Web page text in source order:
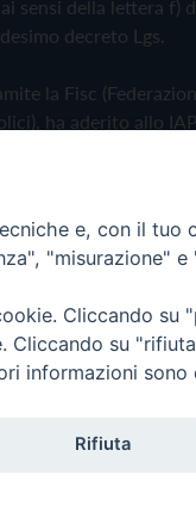
sensi della lettera f)
decreto Lgs.
la Fisc
ha aderito allo
Cookie Policye, con il tuo
"misurazione"
Cliccando su
su
informazioni sono
Rifiuta